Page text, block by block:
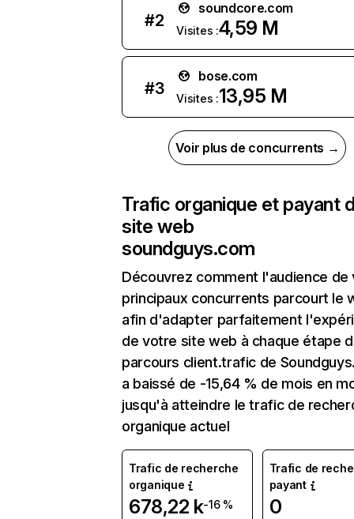
#2
soundcore.com
Visites :4,59 M
#3
bose.com
Visites :13,95 M
Voir plus de concurrents →
Trafic organique et payant
site web
soundguys.com
Découvrez comment l'audience de
principaux concurrents parcourt le
afin d'adapter parfaitement
de votre site web à chaque étape
parcours client.trafic de
a baissé de -15,64 % de mois en
jusqu'à atteindre le trafic de
organique actuel
Trafic de recherche
organique
678,22 k-16 %
Trafic de
payant
0